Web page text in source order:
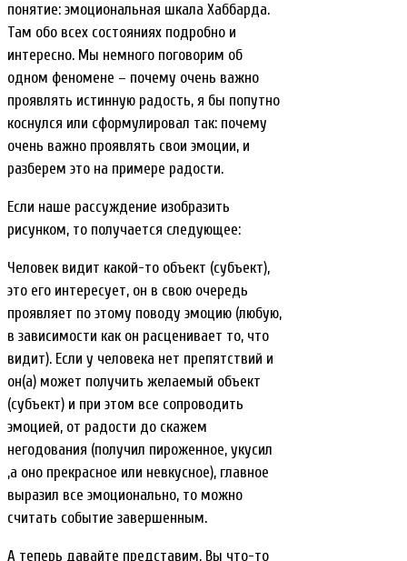
понятие: эмоциональная шкала Хаббарда.
Там обо всех состояниях подробно и
интересно. Мы немного поговорим об
одном феномене – почему очень важно
проявлять истинную радость, я бы попутно
коснулся или сформулировал так: почему
очень важно проявлять свои эмоции, и
разберем это на примере радости.
Если наше рассуждение изобразить
рисунком, то получается следующее:
Человек видит какой-то объект (субъект),
это его интересует, он в свою очередь
проявляет по этому поводу эмоцию (любую,
в зависимости как он расценивает то, что
видит). Если у человека нет препятствий и
он(а) может получить желаемый объект
(субъект) и при этом все сопроводить
эмоцией, от радости до скажем
негодования (получил пироженное, укусил
,а оно прекрасное или невкусное), главное
выразил все эмоционально, то можно
считать событие завершенным.
А теперь давайте представим, Вы что-то